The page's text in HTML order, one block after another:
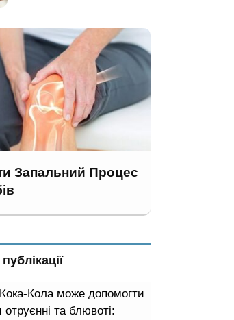
Запальний Процес
Кола може допомогти
отруєнні та блювоті: